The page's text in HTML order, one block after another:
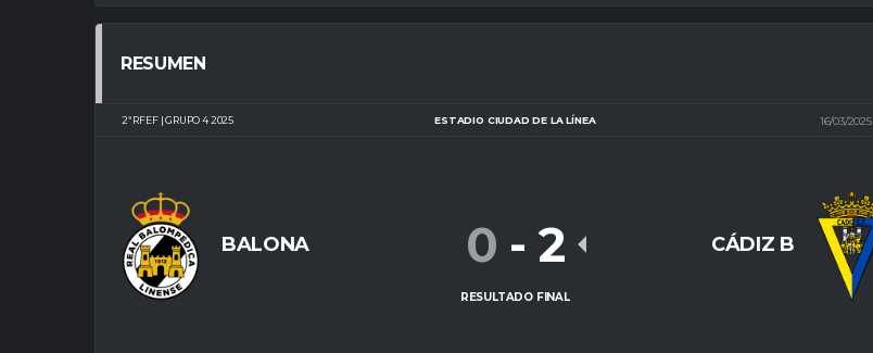
RESUMEN
2ª RFEF | GRUPO 4 2025 ESTADIO CIUDAD DE LA LÍNEA 16/03/2025
BALONA CÁDIZ B
0 - 2
RESULTADO FINAL